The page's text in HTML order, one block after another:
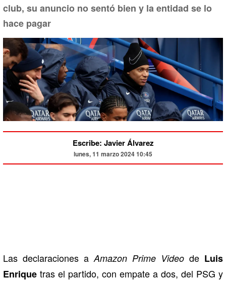
club, su anuncio no sentó bien y la entidad se lo
hace pagar
Escribe: Javier Álvarez
lunes, 11 marzo 2024 10:45
Las declaraciones a Amazon Prime Video de Luis
Enrique tras el partido, con empate a dos, del PSG y